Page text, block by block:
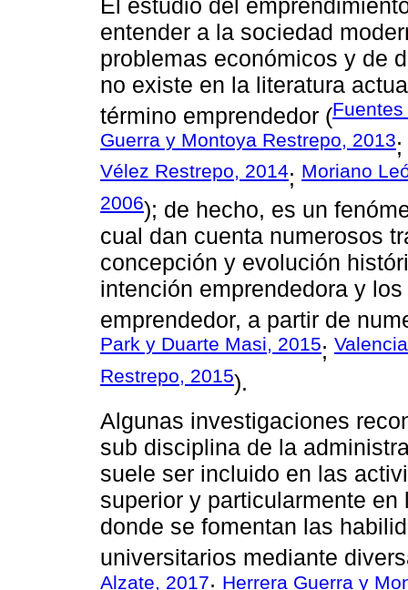
El estudio del
entender a la sociedad
problemas económicos y de
no existe en la literatura
término emprendedor (
Guerra y Montoya Restrepo, 2013;
Vélez Restrepo, 2014; Moriano
2006); de hecho, es un
cual dan cuenta numerosos
concepción y evolución
intención emprendedora y
emprendedor, a partir de
Park y Duarte Masi, 2015;
Restrepo, 2015).
Algunas investigaciones
sub disciplina de la
suele ser incluido en las
superior y particularmente
donde se fomentan las
universitarios mediante
Alzate, 2017 Herrera Guerra y